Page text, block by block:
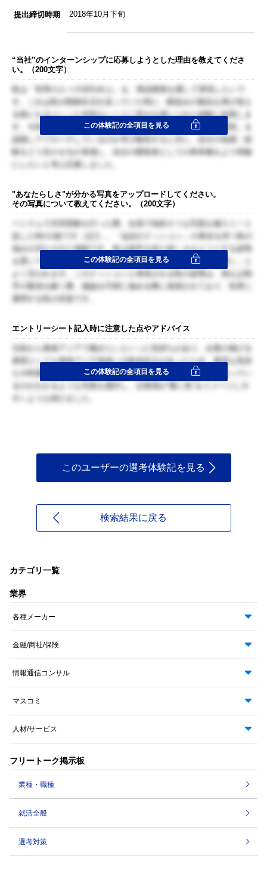
提出締切時期 2018年10月下旬
“当社”のインターンシップに応募しようとした理由を教えてくださ
い。（200文字）
私は「世界の人々のQOL向上」を、商品開発を通して実現したいで
す。これは私が闘病生活を送っていた時に、馴染みの製品を再び使え
る様になるといった何気ないことに幸せを感じられた経験に起因しま
す。今回は貴社の方々が普段どのように「健康」「快適」「環境」を
認識しアプローチしているのか学び吸収すると共に、自分の知識・経
験をどう生かせるか実感し、自分の開発者としての将来像をより明確
この体験記の全項目を見る
"あなたらしさ"が分かる写真をアップロードしてください。
その写真について教えてください。（200文字）
ベトナムで共同実験を行った際、全員で知的そうな写真を撮ろう！と
促した時の1枚です（左2）。「会話のクッション」の異名を持つ私の
強みが活かされた場面です。私は相手を知り楽しませようとする姿勢
を貫いており、留学先やアルバイト先でも「一緒にいて落ち着く」と
よく言われます。このクッションと表現される私の姿勢は、例えば相
手の緊張を解く際、議論を円滑に進める際に発揮されており、世界に
この体験記の全項目を見る
エントリーシート記入時に注意した点やアドバイス
当初から東南アジアで働きたいといった気持ちがあり、企業の掲げる
展望としても東南アジア地域への販促拡大があったため、素直な気持
ちや時運の体験を綴りました。自分が普段どのように人と関わってい
るのかわかるような写真を選択し、企業側が”働く私”をイメージしや
この体験記の全項目を見る
このユーザーの選考体験記を見る
検索結果に戻る
カテゴリ一覧
業界
各種メーカー
金融/商社/保険
情報通信コンサル
マスコミ
人材/サービス
フリートーク掲示板
業種・職種
就活全般
選考対策